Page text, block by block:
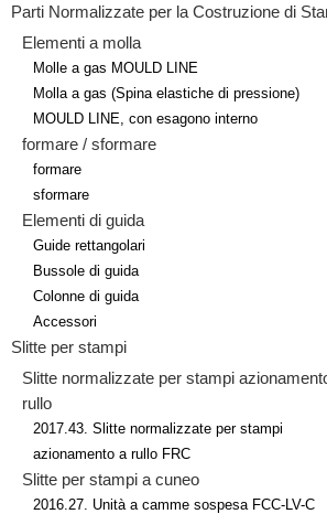
Parti Normalizzate per la Costruzione di
Elementi a molla
Molle a gas MOULD LINE
Molla a gas (Spina elastiche di pressione)
MOULD LINE, con esagono interno
formare / sformare
formare
sformare
Elementi di guida
Guide rettangolari
Bussole di guida
Colonne di guida
Accessori
Slitte per stampi
Slitte normalizzate per stampi
rullo
2017.43. Slitte normalizzate per stampi
azionamento a rullo FRC
Slitte per stampi a cuneo
2016.27. Unità a camme sospesa FCC-LV-C